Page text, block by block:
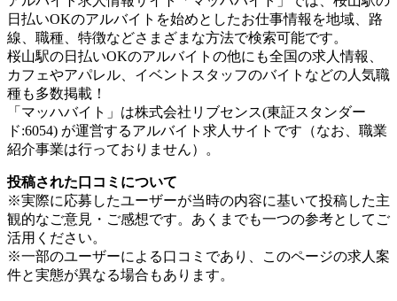
日払いOKのアルバイトを始めとしたお仕事情報を地域、路
線、職種、特徴などさまざまな方法で検索可能です。
桜山駅の日払いOKのアルバイトの他にも全国の求人情報、
カフェやアパレル、イベントスタッフのバイトなどの人気職
種も多数掲載！
「マッハバイト」は株式会社リブセンス(東証スタンダー
ド:6054) が運営するアルバイト求人サイトです（なお、職業
紹介事業は行っておりません）。
投稿された口コミについて
※実際に応募したユーザーが当時の内容に基いて投稿した主
観的なご意見・ご感想です。あくまでも一つの参考としてご
活用ください。
※一部のユーザーによる口コミであり、このページの求人案
件と実態が異なる場合もあります。